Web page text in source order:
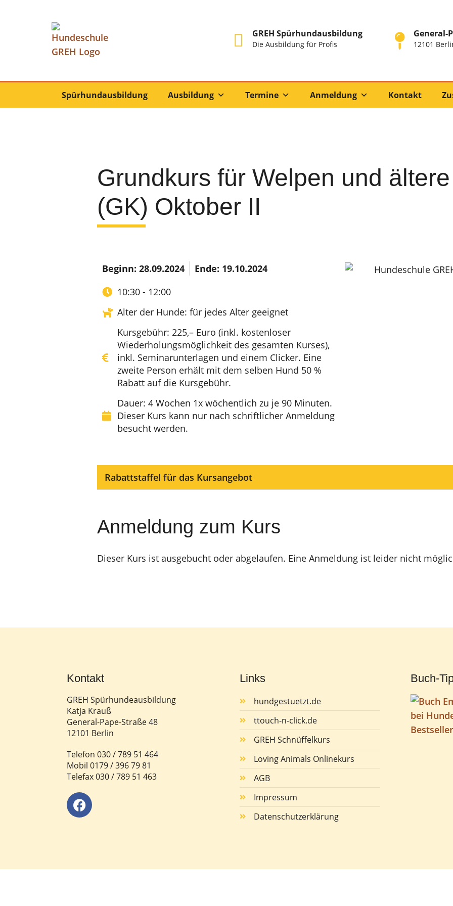
GREH Spürhundausbildung
Die Ausbildung für Profis
General-
12101
Spürhundausbildung Ausbildung Termine Anmeldung Kontakt
Grundkurs für Welpen und
(GK) Oktober II
Beginn: 28.09.2024
Ende: 19.10.2024
10:30 - 12:00
Alter der Hunde: für jedes Alter geeignet
Kursgebühr: 225,– Euro (inkl. kostenloser
Wiederholungsmöglichkeit des gesamten Kurses),
inkl. Seminarunterlagen und einem Clicker. Eine
zweite Person erhält mit dem selben Hund 50 %
Rabatt auf die Kursgebühr.
Dauer: 4 Wochen 1x wöchentlich zu je 90 Minuten.
Dieser Kurs kann nur nach schriftlicher Anmeldung
besucht werden.
Rabattstaffel für das Kursangebot
Anmeldung zum Kurs
Dieser Kurs ist ausgebucht oder abgelaufen. Eine Anmeldung ist leider nicht
Kontakt
GREH Spürhundeausbildung
Katja Krauß
General-Pape-Straße 48
12101 Berlin
Telefon 030 / 789 51 464
Mobil 0179 / 396 79 81
Telefax 030 / 789 51 463
Links
hundgestuetzt.de
ttouch-n-click.de
GREH Schnüffelkurs
Loving Animals Onlinekurs
AGB
Impressum
Datenschutzerklärung
Buch-